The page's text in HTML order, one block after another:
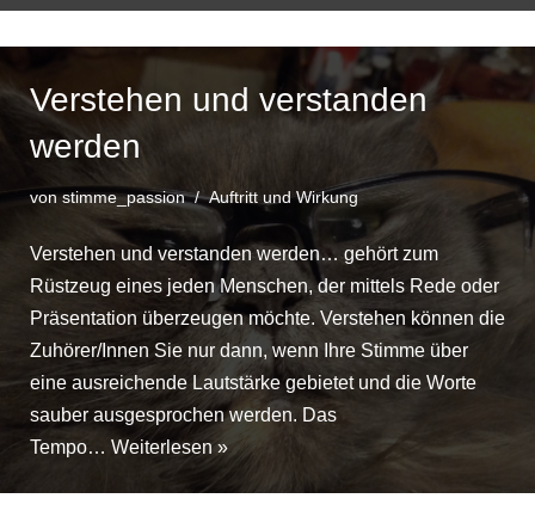
Verstehen und verstanden
werden
vonstimme_passion Auftritt und Wirkung
Verstehen und verstanden werden… gehört zum
Rüstzeug eines jeden Menschen, der mittels Rede oder
Präsentation überzeugen möchte. Verstehen können die
Zuhörer/Innen Sie nur dann, wenn Ihre Stimme über
eine ausreichende Lautstärke gebietet und die Worte
sauber ausgesprochen werden. Das
Tempo… Weiterlesen »